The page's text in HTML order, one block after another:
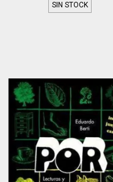
SIN STOCK